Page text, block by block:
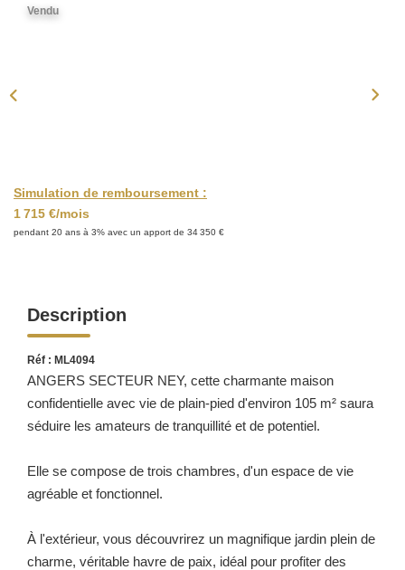
Vendu
Simulation de remboursement :
1 715 €/mois
pendant 20 ans à 3% avec un apport de 34 350 €
Description
Réf : ML4094
ANGERS SECTEUR NEY, cette charmante maison
confidentielle avec vie de plain-pied d'environ 105 m² saura
séduire les amateurs de tranquillité et de potentiel.
Elle se compose de trois chambres, d'un espace de vie
agréable et fonctionnel.
À l'extérieur, vous découvrirez un magnifique jardin plein de
charme, véritable havre de paix, idéal pour profiter des